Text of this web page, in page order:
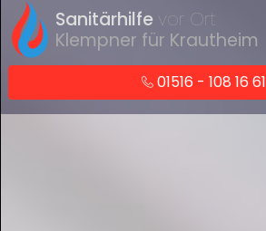
Sanitärhilfe
vor Ort
Klempner für Krautheim
01516 - 108 16 61